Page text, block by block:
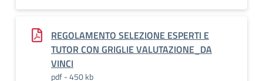
REGOLAMENTO SELEZIONE ESPERTI E
TUTOR CON GRIGLIE VALUTAZIONE_DA
VINCI
pdf - 450 kb